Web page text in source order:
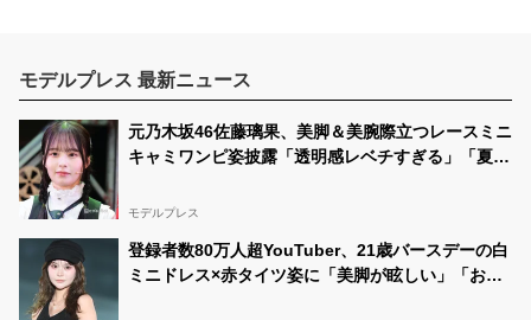
モデルプレス 最新ニュース
元乃木坂46佐藤璃果、美脚＆美腕際立つレースミニ
キャミワンピ姿披露「透明感レベチすぎる」「夏の
モデルプレス
登録者数80万人超YouTuber、21歳バースデーの白
ミニドレス×赤タイツ姿に「美脚が眩しい」「おし